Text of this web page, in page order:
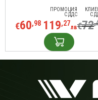
ПРОМОЦИЯ
С ДДС
€60,98 119,27лв
С
€72